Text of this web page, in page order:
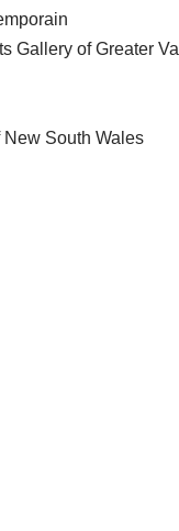
Gallery of Greater
South Wales